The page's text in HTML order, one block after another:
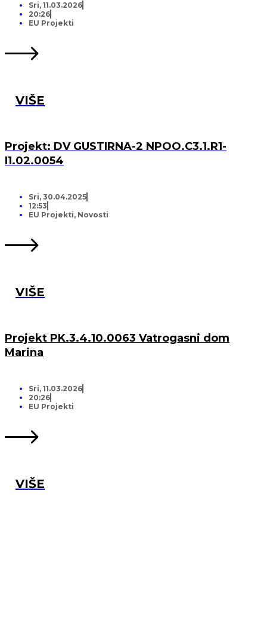
Sri, 11.03.2026
20:26
EU Projekti
VIŠE
Projekt: DV GUSTIRNA-2 NPOO.C3.1.R1-
I1.02.0054
Sri, 30.04.2025
12:53
EU Projekti, Novosti
VIŠE
Projekt PK.3.4.10.0063 Vatrogasni dom
Marina
Sri, 11.03.2026
20:26
EU Projekti
VIŠE